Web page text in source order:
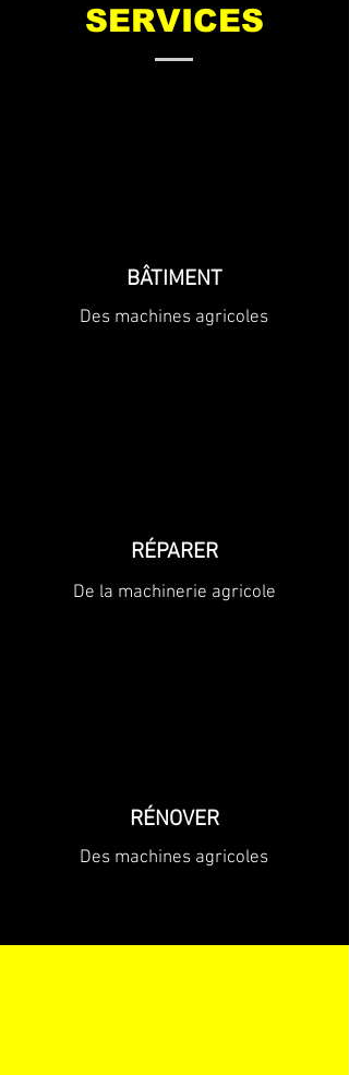
SERVICES
BÂTIMENT
Des machines agricoles
RÉPARER
De la machinerie agricole
RÉNOVER
Des machines agricoles